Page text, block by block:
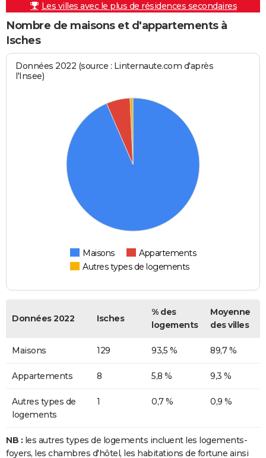
Les villes avec le plus de résidences secondaires
Nombre de maisons et d'appartements à
Isches
Données 2022 (source : Linternaute.com d'après
l'Insee)
Maisons
Appartements
Autres types de logements
Données 2022 Isches
% des
logements
Moyenne
des villes
Maisons 129 93,5 % 89,7 %
Appartements 8 5,8 % 9,3 %
Autres types de
logements
1 0,7 % 0,9 %
NB : les autres types de logements incluent les logements-
foyers, les chambres d'hôtel, les habitations de fortune ainsi